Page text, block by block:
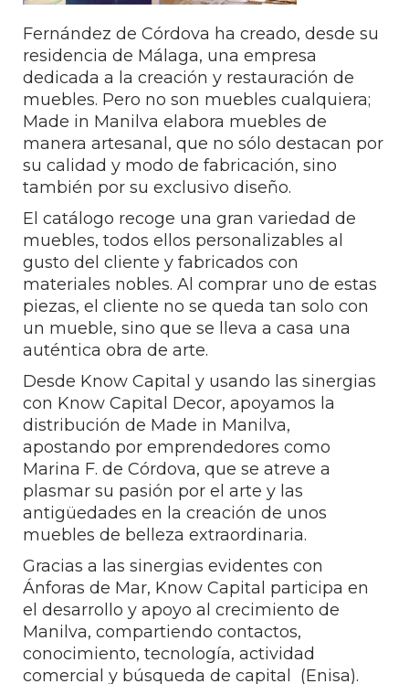
Fernández de Córdova ha creado, desde su
residencia de Málaga, una empresa
dedicada a la creación y restauración de
muebles. Pero no son muebles cualquiera;
Made in Manilva elabora muebles de
manera artesanal, que no sólo destacan por
su calidad y modo de fabricación, sino
también por su exclusivo diseño.
El catálogo recoge una gran variedad de
muebles, todos ellos personalizables al
gusto del cliente y fabricados con
materiales nobles. Al comprar uno de estas
piezas, el cliente no se queda tan solo con
un mueble, sino que se lleva a casa una
auténtica obra de arte.
Desde Know Capital y usando las sinergias
con Know Capital Decor, apoyamos la
distribución de Made in Manilva,
apostando por emprendedores como
Marina F. de Córdova, que se atreve a
plasmar su pasión por el arte y las
antigüedades en la creación de unos
muebles de belleza extraordinaria.
Gracias a las sinergias evidentes con
Ánforas de Mar, Know Capital participa en
el desarrollo y apoyo al crecimiento de
Manilva, compartiendo contactos,
conocimiento, tecnología, actividad
comercial y búsqueda de capital (Enisa).